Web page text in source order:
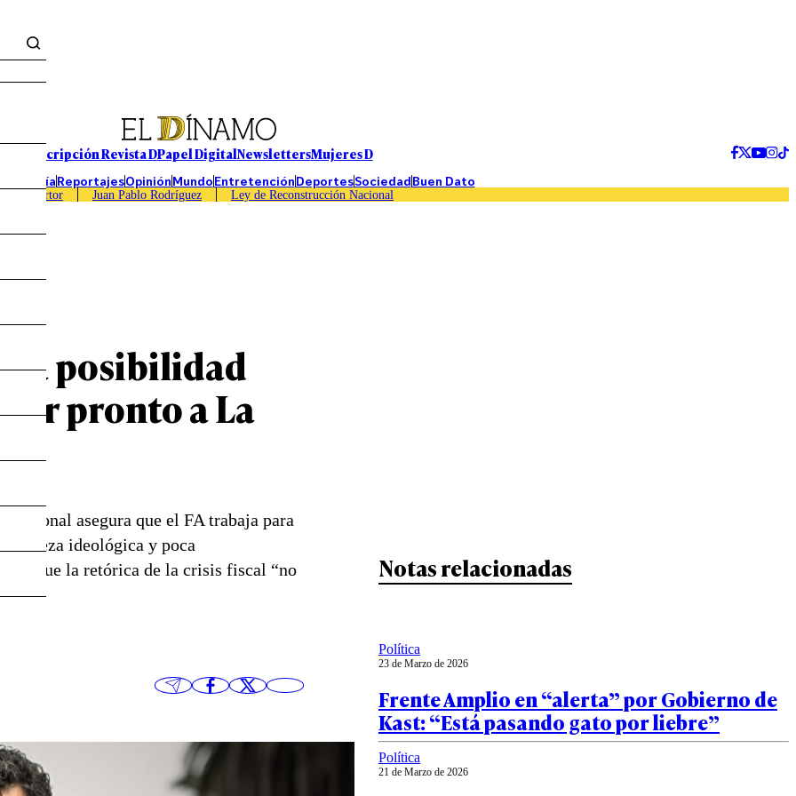
Suscripción Revista DPapel DigitalNewslettersMujeres D
EconomíaReportajesOpiniónMundoEntretenciónDeportesSociedadBuen Dato
Caso Sartor Juan Pablo Rodríguez Ley de Reconstrucción Nacional
posibilidad
pronto a La
asegura que el FA trabaja para
ideológica y poca
que la retórica de la crisis fiscal “no
Notas relacionadas
Política
23 de Marzo de 2026
Frente Amplio en “alerta” por Gobierno de
Kast: “Está pasando gato por liebre”
Política
21 de Marzo de 2026